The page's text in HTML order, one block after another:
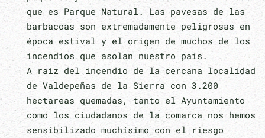
que es Parque Natural. Las pavesas de las
barbacoas son extremadamente peligrosas en
época estival y el origen de muchos de los
incendios que asolan nuestro país.
A raiz del incendio de la cercana localidad
de Valdepeñas de la Sierra con 3.200
hectareas quemadas, tanto el Ayuntamiento
como los ciudadanos de la comarca nos hemos
sensibilizado muchísimo con el riesgo